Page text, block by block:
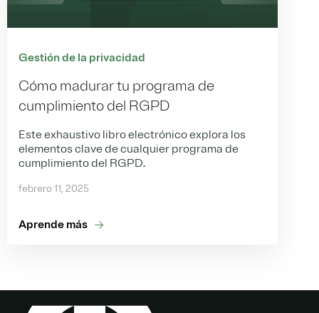
Gestión de la privacidad
Cómo madurar tu programa de
cumplimiento del RGPD
Este exhaustivo libro electrónico explora los
elementos clave de cualquier programa de
cumplimiento del RGPD.
febrero 11, 2025
Aprende más